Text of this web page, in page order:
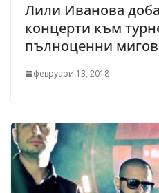
Лили Иванова
концерти към
пълноценни
февруари 13, 2018